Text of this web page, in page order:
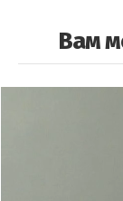
Вам